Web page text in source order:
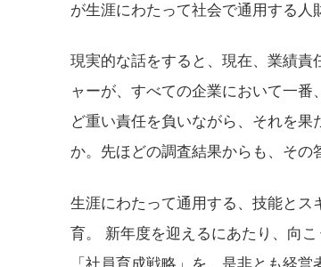
が生涯にわたって社会で通用する人
現実的な話をすると、現在、業績
ャーが、すべての企業において一
ど重い責任を負いながら、それを
か。先ほどの調査結果からも、その
生涯にわたって通用する、技能と
育。 新年度を迎えるにあたり、向